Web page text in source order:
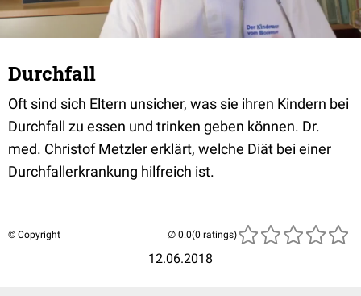
Durchfall
Oft sind sich Eltern unsicher, was sie ihren Kindern bei
Durchfall zu essen und trinken geben können. Dr.
med. Christof Metzler erklärt, welche Diät bei einer
Durchfallerkrankung hilfreich ist.
© Copyright
12.06.2018
(0 ratings)